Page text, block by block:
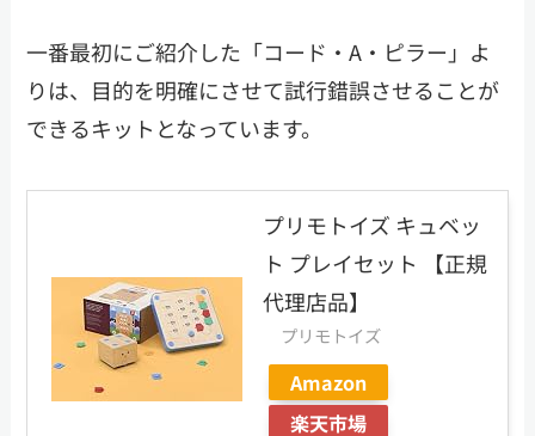
一番最初にご紹介した「コード・A・ピラー」よ
りは、目的を明確にさせて試行錯誤させることが
できるキットとなっています。
プリモトイズ キュベッ
ト プレイセット 【正規
代理店品】
プリモトイズ
Amazon
楽天市場